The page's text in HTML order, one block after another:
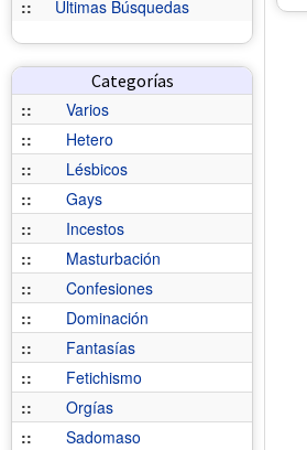
::
Últimas Búsquedas
Categorías
::
Varios
::
Hetero
::
Lésbicos
::
Gays
::
Incestos
::
Masturbación
::
Confesiones
::
Dominación
::
Fantasías
::
Fetichismo
::
Orgías
::
Sadomaso